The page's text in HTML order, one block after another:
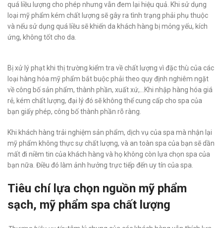
quá liều lượng cho phép nhưng vẫn đem lại hiệu quả. Khi sử dụng
loại mỹ phẩm kém chất lượng sẽ gây ra tình trạng phải phụ thuộc
và nếu sử dụng quá liều sẽ khiến da khách hàng bị mỏng yếu, kích
ứng, không tốt cho da.
Bị xử lý phạt khi thị trường kiểm tra về chất lượng vì đặc thù của các
loại hàng hóa mỹ phẩm bắt buộc phải theo quy định nghiêm ngặt
về công bố sản phẩm, thành phần, xuất xứ,…Khi nhập hàng hóa giá
rẻ, kém chất lượng, đại lý đó sẽ không thể cung cấp cho spa của
bạn giấy phép, công bố thành phần rõ ràng.
Khi khách hàng trải nghiệm sản phẩm, dịch vụ của spa mà nhận lại
mỹ phẩm không thực sự chất lượng, và an toàn spa của bạn sẽ dần
mất đi niềm tin của khách hàng và họ không còn lựa chọn spa của
bạn nữa. Điều đó làm ảnh hưởng trực tiếp đến uy tín của spa.
Tiêu chí lựa chọn nguồn mỹ phẩm
sạch, mỹ phẩm spa chất lượng